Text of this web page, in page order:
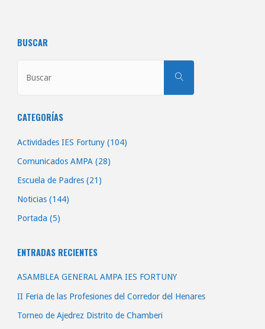
BUSCAR
BUSCAR
CATEGORÍAS
Actividades IES Fortuny(104)
Comunicados AMPA(28)
Escuela de Padres(21)
Noticias(144)
Portada (5)
ENTRADAS RECIENTES
ASAMBLEA GENERAL AMPA IES FORTUNY
II Feria de las Profesiones del Corredor del Henares
Torneo de Ajedrez Distrito de Chamberi